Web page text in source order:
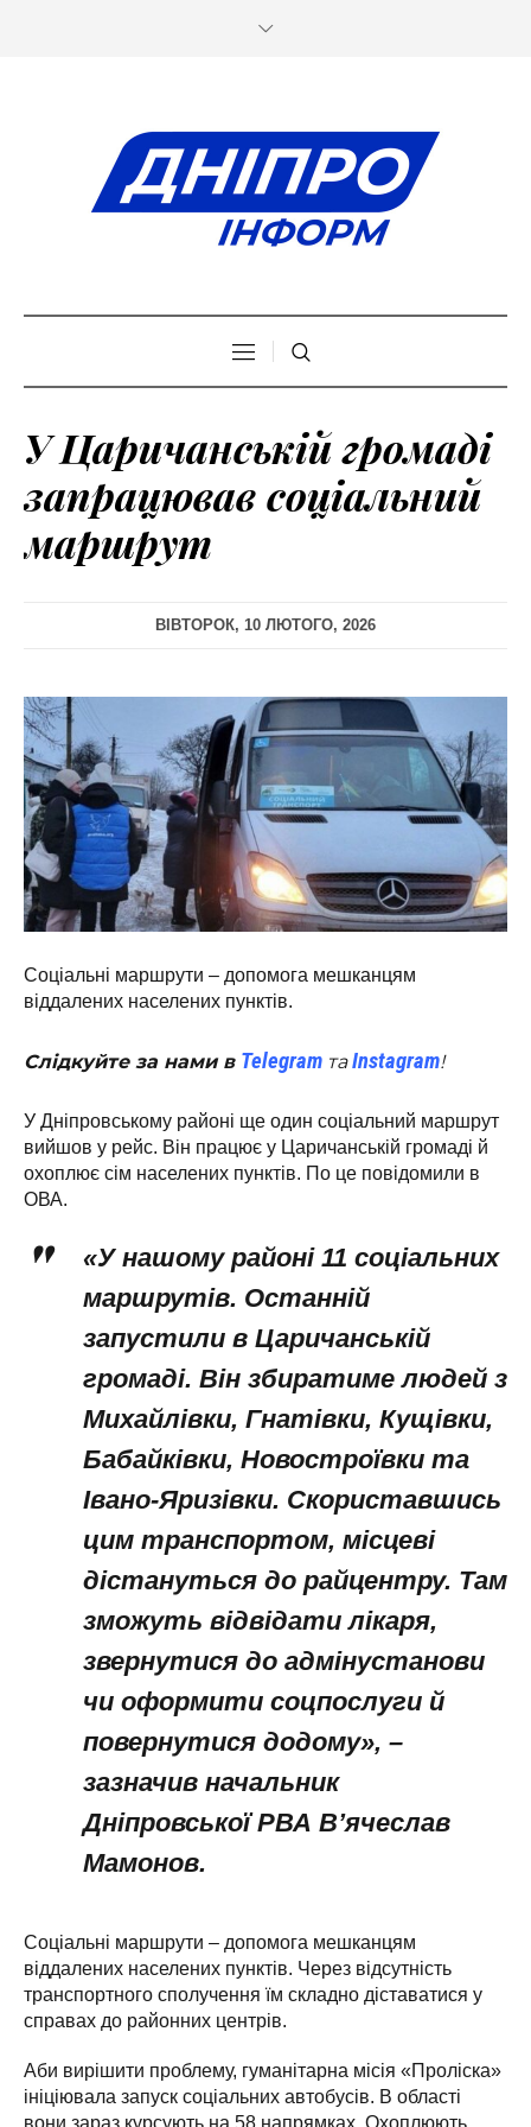
У Царичанській громаді
запрацював соціальний
маршрут
ВІВТОРОК, 10 ЛЮТОГО, 2026
Соціальні маршрути – допомога мешканцям
віддалених населених пунктів.
Слідкуйте за нами в Telegram таInstagram!
У Дніпровському районі ще один соціальний маршрут
вийшов у рейс. Він працює у Царичанській громаді й
охоплює сім населених пунктів. По це повідомили в
ОВА.
«У нашому районі 11 соціальних
маршрутів. Останній
запустили в Царичанській
громаді. Він збиратиме людей з
Михайлівки, Гнатівки, Кущівки,
Бабайківки, Новостроївки та
Івано-Яризівки. Скориставшись
цим транспортом, місцеві
дістануться до райцентру. Там
зможуть відвідати лікаря,
звернутися до адмінустанови
чи оформити соцпослуги й
повернутися додому», –
зазначив начальник
Дніпровської РВА В’ячеслав
Мамонов.
Соціальні маршрути – допомога мешканцям
віддалених населених пунктів. Через відсутність
транспортного сполучення їм складно діставатися у
справах до районних центрів.
Аби вирішити проблему, гуманітарна місія «Проліска»
ініціювала запуск соціальних автобусів. В області
вони зараз курсують на 58 напрямках. Охоплюють